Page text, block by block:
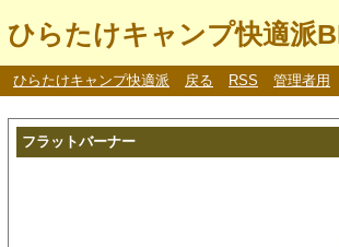
ひらたけキャンプ快適派
ひらたけキャンプ快適派 戻る RSS 管理者用
フラットバーナー